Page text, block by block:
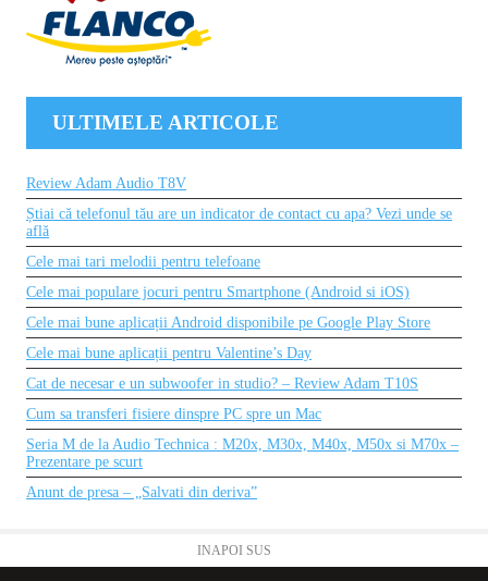
ULTIMELE ARTICOLE
Review Adam Audio T8V
Știai că telefonul tău are un indicator de contact cu apa? Vezi unde se
află
Cele mai tari melodii pentru telefoane
Cele mai populare jocuri pentru Smartphone (Android si iOS)
Cele mai bune aplicații Android disponibile pe Google Play Store
Cele mai bune aplicații pentru Valentine’s Day
Cat de necesar e un subwoofer in studio? – Review Adam T10S
Cum sa transferi fisiere dinspre PC spre un Mac
Seria M de la Audio Technica : M20x, M30x, M40x, M50x si M70x –
Prezentare pe scurt
Anunt de presa – „Salvati din deriva”
INAPOI SUS